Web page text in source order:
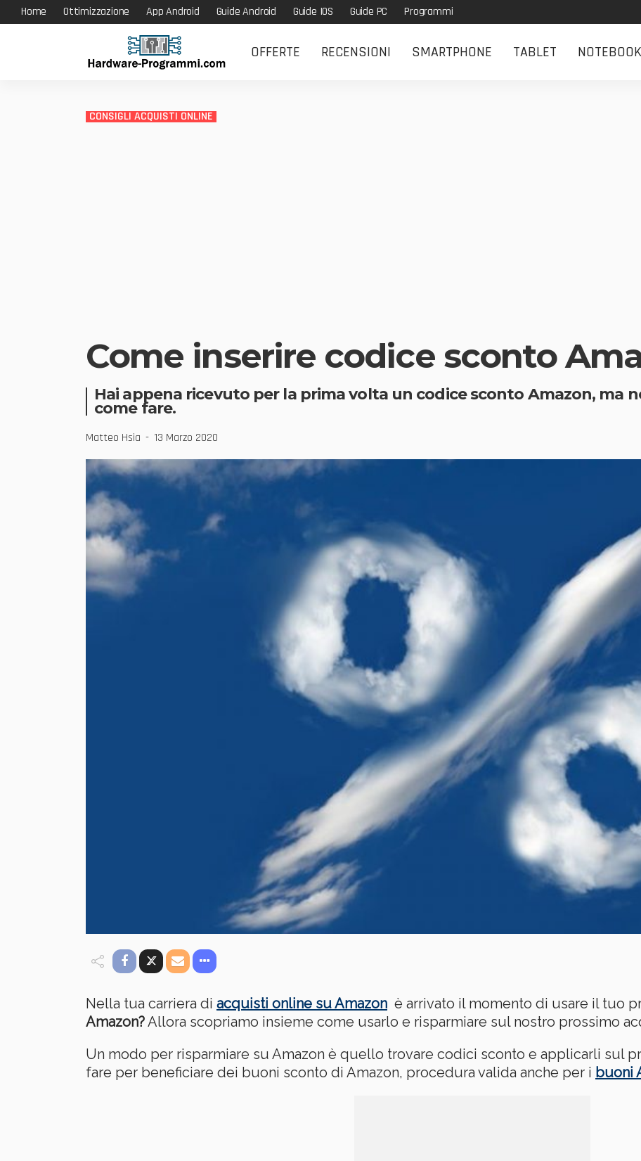
Home Ottimizzazione App Android Guide Android Guide IOS Guide PC Programmi
OFFERTE RECENSIONI SMARTPHONE TABLET NOTEBOOK
CONSIGLI ACQUISTI ONLINE
Come inserire codice sconto
Hai appena ricevuto per la prima volta un codice sconto Amazon, ma
come fare.
Matteo Hsia 13 Marzo 2020
Nella tua carriera di acquisti online su Amazon è arrivato il momento di usare il tuo
Amazon?Allora scopriamo insieme come usarlo e risparmiare sul nostro prossimo
Un modo per risparmiare su Amazon è quello trovare codici sconto e applicarli sul
fare per beneficiare dei buoni sconto di Amazon, procedura valida anche per i buoni